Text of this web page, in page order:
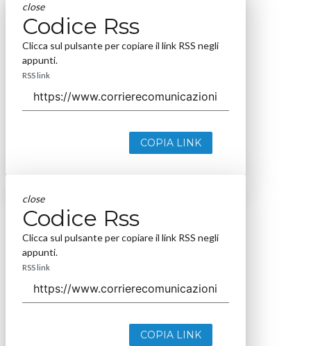
close
Codice Rss
Clicca sul pulsante per copiare il link RSS negli
appunti.
RSS link
COPIA LINK
close
Codice Rss
Clicca sul pulsante per copiare il link RSS negli
appunti.
RSS link
COPIA LINK